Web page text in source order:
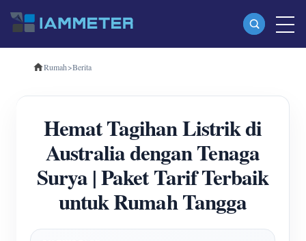
Produk
Pengukur Energi Wi-Fi Tiga Fase (WEM3080T)
Pengukur Energi Wi-Fi Tiga Fase (WEM3046T)
Pengukur Energi Wi-Fi Tiga Fase (WEM3050T)
Pengontrol Daya WiFi
IAMMETER Awan Pro
Rumah>Berita
Hemat Tagihan Listrik di
Australia dengan Tenaga
Surya | Paket Tarif Terbaik
untuk Rumah Tangga